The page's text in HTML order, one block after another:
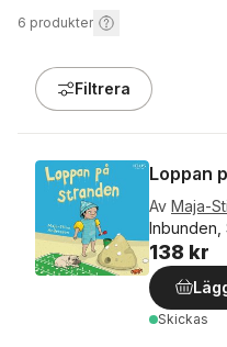
6 produkter
Filtrera
Loppan
Av Maja-
Inbunden,
138 kr
Skickas